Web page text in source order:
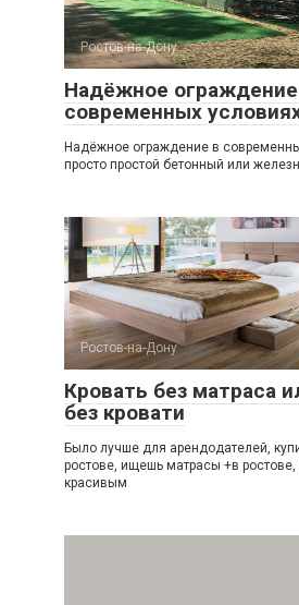
Ростов-на-Дону
Надёжное
современных
Надёжное ограждение в
просто простой бетонный или
Ростов-на-Дону
Кровать без матраса
без кровати
Было лучше для арендодателей,
ростове, ищешь матрасы +в
красивым